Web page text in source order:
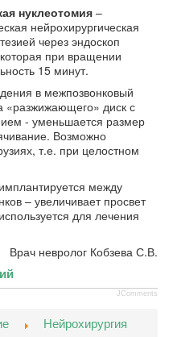
нуклеотомия –
нейрохирургическая
через эндоскоп
при вращении
15 минут.
в межпозвонковый
«разжижающего» диск с
- уменьшается размер
Возможно
т.е. при целостном
между
– увеличивает просвет
для лечения
Врач невролог Кобзева С.В.
JComments
Нейрохирургия